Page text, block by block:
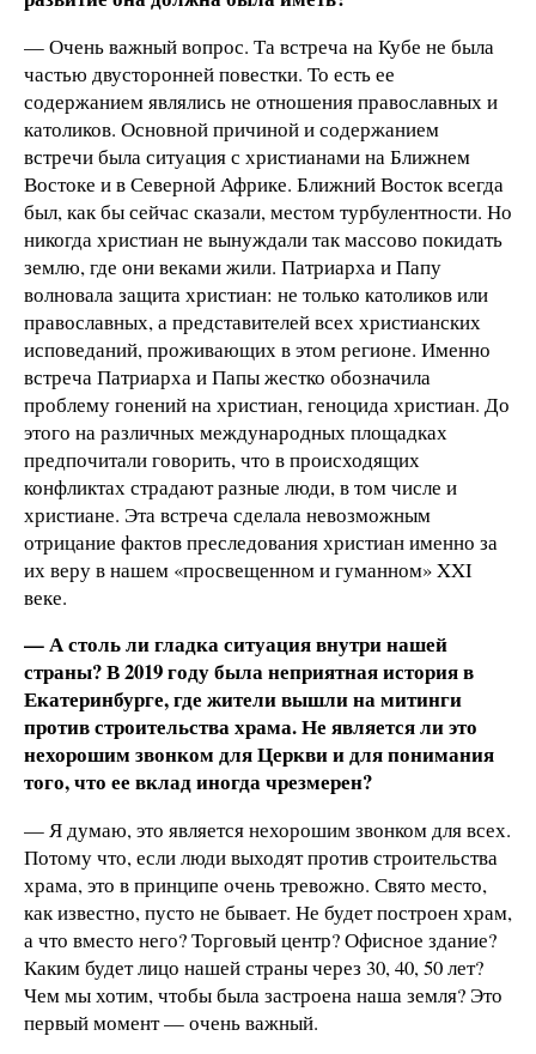
— Очень важный вопрос. Та встреча на Кубе не была
частью двусторонней повестки. То есть ее
содержанием являлись не отношения православных и
католиков. Основной причиной и содержанием
встречи была ситуация с христианами на Ближнем
Востоке и в Северной Африке. Ближний Восток всегда
был, как бы сейчас сказали, местом турбулентности. Но
никогда христиан не вынуждали так массово покидать
землю, где они веками жили. Патриарха и Папу
волновала защита христиан: не только католиков или
православных, а представителей всех христианских
исповеданий, проживающих в этом регионе. Именно
встреча Патриарха и Папы жестко обозначила
проблему гонений на христиан, геноцида христиан. До
этого на различных международных площадках
предпочитали говорить, что в происходящих
конфликтах страдают разные люди, в том числе и
христиане. Эта встреча сделала невозможным
отрицание фактов преследования христиан именно за
их веру в нашем «просвещенном и гуманном» XXI
веке.
— А столь ли гладка ситуация внутри нашей
страны? В 2019 году была неприятная история в
Екатеринбурге, где жители вышли на митинги
против строительства храма. Не является ли это
нехорошим звонком для Церкви и для понимания
того, что ее вклад иногда чрезмерен?
— Я думаю, это является нехорошим звонком для всех.
Потому что, если люди выходят против строительства
храма, это в принципе очень тревожно. Свято место,
как известно, пусто не бывает. Не будет построен храм,
а что вместо него? Торговый центр? Офисное здание?
Каким будет лицо нашей страны через 30, 40, 50 лет?
Чем мы хотим, чтобы была застроена наша земля? Это
первый момент — очень важный.